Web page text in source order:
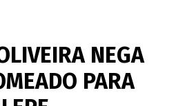
NEGA
PARA